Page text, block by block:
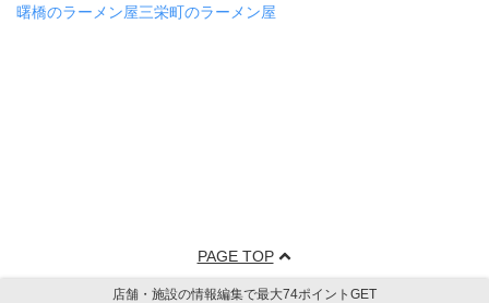
曙橋のラーメン屋三栄町のラーメン屋
PAGE TOP
店舗・施設の情報編集で最大74ポイントGET